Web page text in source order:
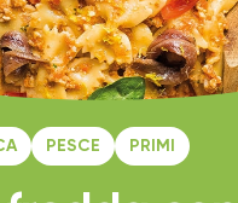
PESCE PRIMI